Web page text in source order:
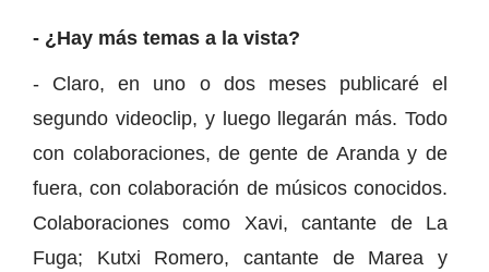
- ¿Hay más temas a la vista?
- Claro, en uno o dos meses publicaré el
segundo videoclip, y luego llegarán más. Todo
con colaboraciones, de gente de Aranda y de
fuera, con colaboración de músicos conocidos.
Colaboraciones como Xavi, cantante de La
Fuga; Kutxi Romero, cantante de Marea y